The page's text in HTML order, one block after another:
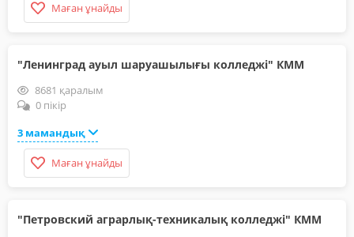
Маған ұнайды
"Ленинград ауыл шаруашылығы колледжі" КММ
8681 қаралым
0 пікір
3 мамандық
Маған ұнайды
"Петровский аграрлық-техникалық колледжі" КММ